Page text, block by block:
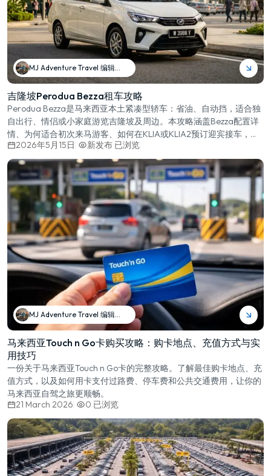
MJ Adventure Travel 编辑团队
吉隆坡Perodua Bezza租车攻略
Perodua Bezza是马来西亚本土紧凑型轿车：省油、自动挡，适合独
自出行、情侣或小家庭游览吉隆坡及周边。本攻略涵盖Bezza配置详
情、为何适合初次来马游客、如何在KLIA或KLIA2预订迎宾接车，以
及行李容量、续航里程和公路旅行适用性的实用建议。
2026年5月15日 新发布 已浏览
MJ Adventure Travel 编辑团队
马来西亚Touch n Go卡购买攻略：购卡地点、充值方式与实
用技巧
一份关于马来西亚Touch n Go卡的完整攻略。了解最佳购卡地点、充
值方式，以及如何用卡支付过路费、停车费和公共交通费用，让你的
马来西亚自驾之旅更顺畅。
21 March 2026
0 已浏览